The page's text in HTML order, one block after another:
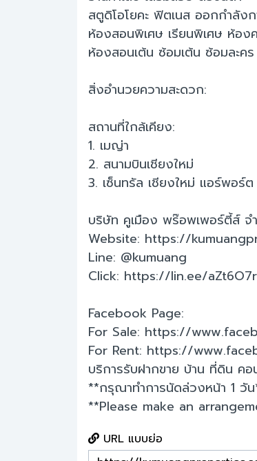
สตูดิโอโยคะ ฟิตเนส ออกกำลัง
ห้องสอนพิเศษ เรียนพิเศษ ห้อง
ห้องสอนเต้น ซ้อมเต้น ซ้อมละคร
สิ่งอำนวยความสะดวก:
สถานที่ใกล้เคียง:
1. เมญ่า
2. สนามบินเชียงใหม่
3. เซ็นทรัล เชียงใหม่ แอร์พอร์ต
บริษัท คูเมือง พร๊อพเพอร์ตี้ส์ จ
Website: https://
Line: @kumuang
Click: https://lin.ee/aZt6O7r
Facebook Page:
For Sale: https://
For Rent: https://
บริการรับฝากขาย บ้าน ที่ดิน ค
**กรุณาทำการนัดล่วงหน้า 1 วั
**Please make an
URL แบบย่อ